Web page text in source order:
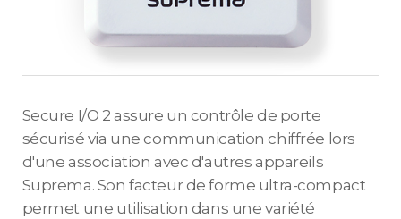
Secure I/O 2 assure un contrôle de porte
sécurisé via une communication chiffrée lors
d'une association avec d'autres appareils
Suprema. Son facteur de forme ultra-compact
permet une utilisation dans une variété